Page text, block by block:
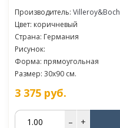
Производитель: Villeroy&Boch
Цвет: коричневый
Страна: Германия
Рисунок:
Форма: прямоугольная
Размер: 30x90 см.
3 375 руб.
– +